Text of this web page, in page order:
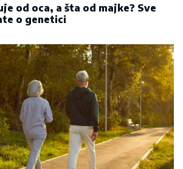
od oca, a šta od majke? Sve
o genetici